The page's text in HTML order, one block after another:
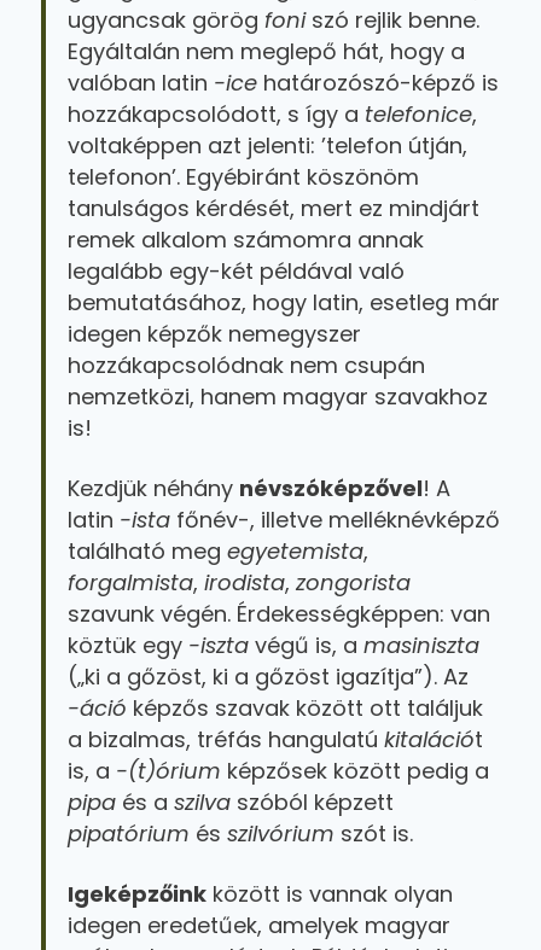
ugyancsak görög foniszó rejlik benne.
Egyáltalán nem meglepő hát, hogy a
valóban latin -ice határozószó-képző is
hozzákapcsolódott, s így a telefonice,
voltaképpen azt jelenti: ’telefon útján,
telefonon’. Egyébiránt köszönöm
tanulságos kérdését, mert ez mindjárt
remek alkalom számomra annak
legalább egy-két példával való
bemutatásához, hogy latin, esetleg már
idegen képzők nemegyszer
hozzákapcsolódnak nem csupán
nemzetközi, hanem magyar szavakhoz
is!
Kezdjük néhány névszóképzővel! A
latin -ista főnév-, illetve melléknévképző
található meg egyetemista,
forgalmista, irodista, zongorista
szavunk végén. Érdekességképpen: van
köztük egy -iszta végű is, a masiniszta
(„ki a gőzöst, ki a gőzöst igazítja”). Az
-áció képzős szavak között ott találjuk
a bizalmas, tréfás hangulatú kitalációt
is, a -(t)órium képzősek között pedig a
pipa és a szilva szóból képzett
pipatórium és szilvórium szót is.
Igeképzőink között is vannak olyan
idegen eredetűek, amelyek magyar